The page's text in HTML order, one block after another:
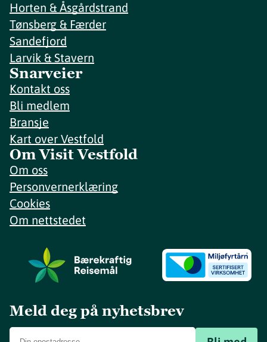
Horten & Åsgårdstrand
Tønsberg & Færder
Sandefjord
Larvik & Stavern
Snarveier
Kontakt oss
Bli medlem
Bransje
Kart over Vestfold
Om Visit Vestfold
Om oss
Personvernerklæring
Cookies
Om nettstedet
Meld deg på nyhetsbrev